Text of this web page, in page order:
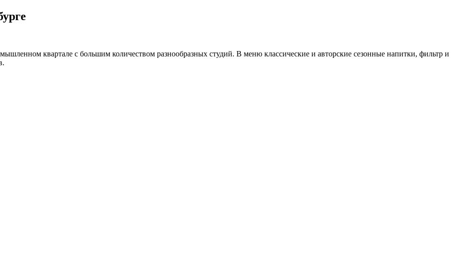
квартале с большим количеством разнообразных студий. В меню классические и авторские сезонные напитки, фильтр и